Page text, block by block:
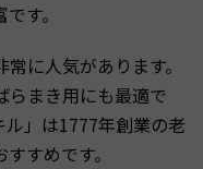
す。
に人気があります。
らまき用にも最適で
」は1777年創業の老
すめです。